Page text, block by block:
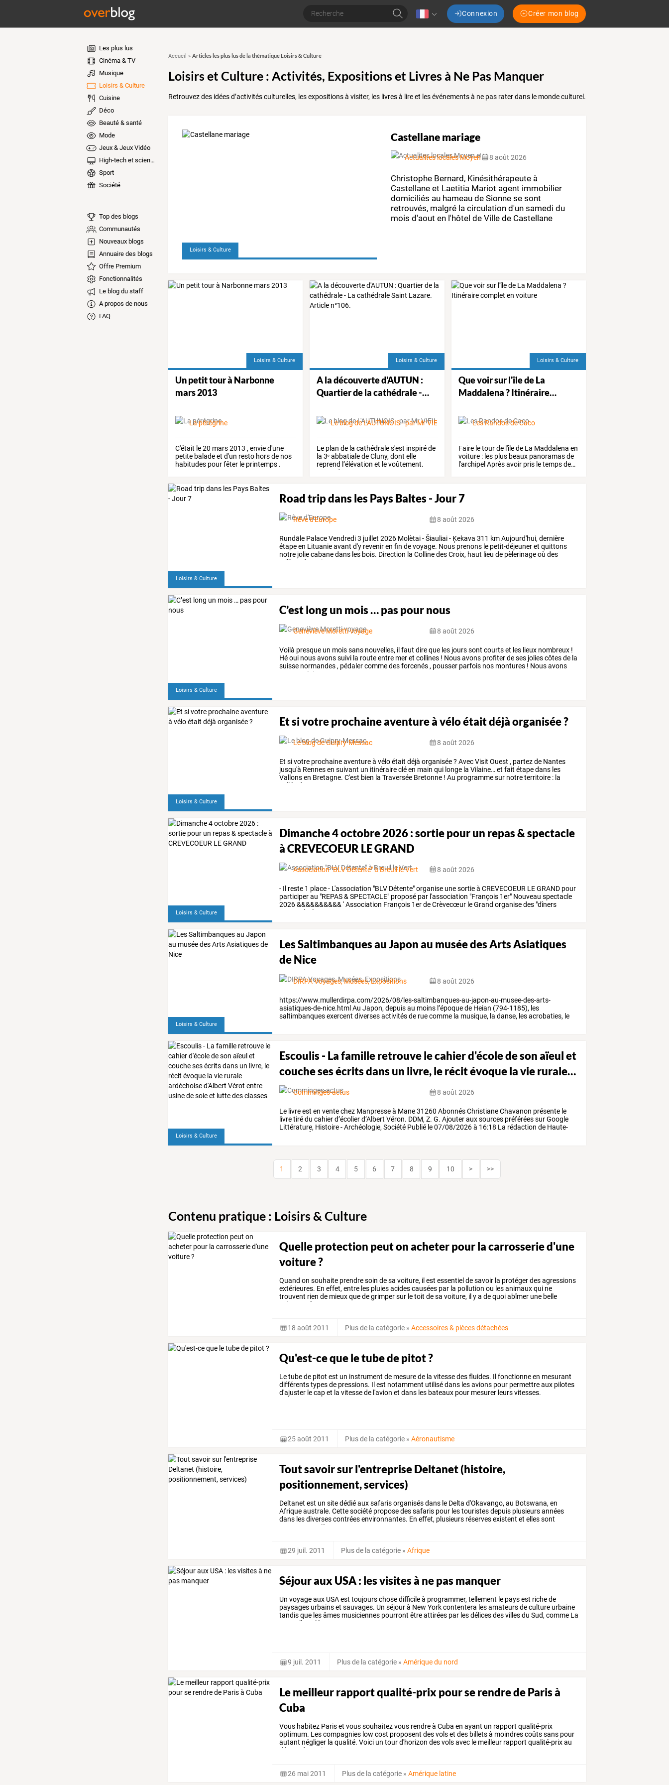
Connexion Créer mon blog
Les plus lus
Cinéma & TV
Musique
Loisirs & Culture
Cuisine
Déco
Beauté & santé
Mode
Jeux & Jeux Vidéo
High-tech et sciences
Sport
Société
Top des blogs
Communautés
Nouveaux blogs
Annuaire des blogs
Offre Premium
Fonctionnalités
Le blog du staff
A propos de nous
FAQ
Accueil » Articles les plus lus de la thématique Loisirs & Culture
Loisirs et Culture : Activités, Expositions et Livres à Ne Pas Manquer
Retrouvez des idées d’activités culturelles, les expositions à visiter, les livres à lire et les événements à ne pas rater dans le monde culturel.
Loisirs & Culture
Castellane mariage
Actualites locales Moyen et Haut Verdon...
8 août 2026
Christophe Bernard, Kinésithérapeute à
Castellane et Laetitia Mariot agent immobilier
domiciliés au hameau de Sionne se sont
retrouvés, malgré la circulation d'un samedi du
mois d'aout en l'hôtel de Ville de Castellane
Loisirs & Culture
Un petit tour à Narbonne
mars 2013
La pérégrine
C'était le20 mars2013 ,envied'une
petitebaladeet d'un restohorsdenos
habitudespourfêterleprintemps.
Loisirs & Culture
Aladécouverted'AUTUN :
Quartierdelacathédrale-…
Le blog de L'AUTUNOIS - par Mr VIEILLARD Patrick
Le plan de la cathédrales'est inspiréde
la 3ᵉabbatialedeCluny,dont elle
reprend l’élévation et levoûtement.
Cependant,
Loisirs & Culture
Quevoirsurl'îledeLa
Maddalena?Itinéraire…
Les Randos de Caco
Faireletourdel'îledeLa Maddalena en
voiture:lesplusbeauxpanoramasde
l'archipel Aprèsavoirprisletempsde…
Loisirs & Culture
Road trip dans les Pays Baltes - Jour 7
Rêve d'Europe 8 août 2026
Rundāle PalaceVendredi3 juillet 2026 Molètai-Šiauliai- Ķekava 311 kmAujourd'hui,dernière
étapeen Lituanieavant d'y reveniren fin devoyage. Nous prenons le petit-déjeuneret quittons
notre joliecabanedans les bois. Direction la CollinedesCroix, haut lieu de pèlerinageoù des
milliers
de croix
Loisirs & Culture
C’est long un mois … pas pour nous
Geneviève Moretti voyage 8 août 2026
Voilà presque un moissans nouvelles, il faut direque les jourssont courtset les lieux nombreux !
Héoui nousavonssuivi la routeentre meret collines ! Nousavons profiterdeses joliescôtesde la
suisse normandes , pédalercommedesforcenés , pousser parfois nos montures ! Nousavons
rencontré des
Loisirs & Culture
Et si votre prochaine aventure à vélo était déjà organisée ?
Le blog de Guipry-Messac 8 août 2026
Et sivotre prochaineaventureà véloétait déjà organisée? AvecVisit Ouest , partezde Nantes
jusqu'à Rennesen suivant un itinérairecléen main qui longe la Vilaine… et fait étapedans les
Vallonsen Bretagne. C'est bien la Traversée Bretonne ! Au programmesur notreterritoire : la
vallée
de
Loisirs & Culture
Dimanche 4 octobre 2026 : sortie pour un repas & spectacle
à CREVECOEUR LE GRAND
Association "BLV Détente" à Breuil le Vert 8 août 2026
- Il reste 1 place- L'association "BLV Détente"organise unesortieà CREVECOEUR LEGRAND pour
participerau "REPAS& SPECTACLE" proposé par l'association "François 1er" Nouveau spectacle
2026&&&&&&&&&& 'Association François 1erdeCrèvecœur leGrand organisedes "dîners
spectacles"
Loisirs & Culture
Les Saltimbanques au Japon au musée des Arts Asiatiques
de Nice
DIRPA Voyages, Musées, Expositions 8 août 2026
https://www.mullerdirpa.com/2026/08/les-saltimbanques-au-japon-au-musee-des-arts-
asiatiques-de-nice.htmlAu Japon, depuisau moins l’époquede Heian (794-1185), les
saltimbanquesexercent diversesactivitésde ruecomme la musique, la danse, lesacrobaties, le
Loisirs & Culture
Escoulis - Lafamilleretrouvelecahierd'écoledesonaïeulet
couchesesécritsdans un livre,lerécitévoquelavierurale…
Comminges-actus 8 août 2026
Le livreest en ventechez Manpresseà Mane31260 AbonnésChristianeChavanon présente le
livretirédu cahierd’écolierd’Albert Véron. DDM,Z. G. Ajouterauxsources préféréessurGoogle
Littérature, Histoire-Archéologie,Société Publié le07/08/2026à 16:18 La rédaction de Haute-
1 2 3 4 5 6 7 8 9 10 > >>
Contenu pratique : Loisirs & Culture
Quelle protection peut on acheter pour la carrosserie d'une
voiture ?
Quand on souhaite prendresoin desa voiture, il est essentiel desavoir la protégerdesagressions
extérieures. En effet, entre les pluiesacidescausées par la pollution ou lesanimauxqui ne
trouvent rien de mieuxquedegrimpersur letoit desa voiture, il ya dequoiabîmer une belle
peinture
récente.
18 août 2011 Plus de la catégorie »Accessoires & pièces détachées
Qu'est-ce que le tube de pitot ?
Le tube de pitot est un instrument de mesure de la vitesse des fluides. Il fonctionne en mesurant
différents types de pressions. Il est notamment utilisé dans les avions pour permettre aux pilotes
d'ajuster le cap et la vitesse de l'avion et dans les bateaux pour mesurer leurs vitesses.
25 août 2011 Plus de la catégorie »Aéronautisme
Tout savoir sur l'entreprise Deltanet (histoire,
positionnement, services)
Deltanet est un sitedédiéauxsafarisorganisésdans le Delta d'Okavango,au Botswana,en
Afriqueaustrale. Cettesociété proposedessafaris pour lestouristesdepuis plusieursannées
dans lesdiversescontréesenvironnantes. En effet, plusieurs réservesexistent et ellessont
complètement
29 juil. 2011 Plus de la catégorie »Afrique
Séjour aux USA : les visites à ne pas manquer
Un voyageaux USAest toujourschosedifficileà programmer,tellement le paysest richede
paysages urbainset sauvages. Un séjourà New Yorkcontentera lesamateursdeculture urbaine
tandisque lesâmes musiciennes pourront êtreattirées par lesdélicesdesvillesdu Sud,comme La
Nouvelle-Orléans.
9 juil. 2011 Plus de la catégorie »Amérique du nord
Le meilleur rapport qualité-prix pour se rendre de Paris à
Cuba
Vous habitez Pariset voussouhaitezvous rendreà Cuba en ayant un rapport qualité-prix
optimum. Lescompagnies low cost proposent desvolset des billetsà moindrescoûtssans pour
autant négliger la qualité. Voici un tourd'horizon desvolsavec le meilleur rapport qualité-prixau
départ
de Paris
26 mai 2011 Plus de la catégorie »Amérique latine